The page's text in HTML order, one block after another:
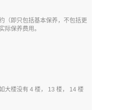
（即只包括基本保养，不包括更
际保养费用。
大楼没有 4 楼， 13 楼， 14 楼